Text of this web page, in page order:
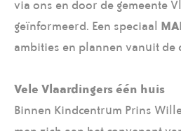
via ons en door de gemeente
geïnformeerd. Een speciaal
ambities en plannen vanuit de
Vele Vlaardingers één huis
Binnen Kindcentrum Prins